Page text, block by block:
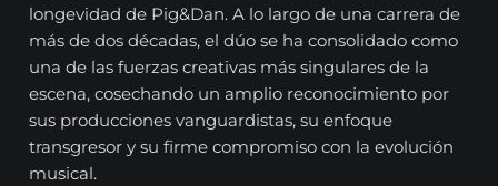
longevidad de Pig&Dan. A lo largo de una carrera de
más de dos décadas, el dúo se ha consolidado como
una de las fuerzas creativas más singulares de la
escena, cosechando un amplio reconocimiento por
sus producciones vanguardistas, su enfoque
transgresor y su firme compromiso con la evolución
musical.